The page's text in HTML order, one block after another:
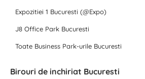
Expozitiei 1 Bucuresti (@Expo)
J8 Office Park Bucuresti
Toate Business Park-urile Bucuresti
Birouri de inchiriat Bucuresti